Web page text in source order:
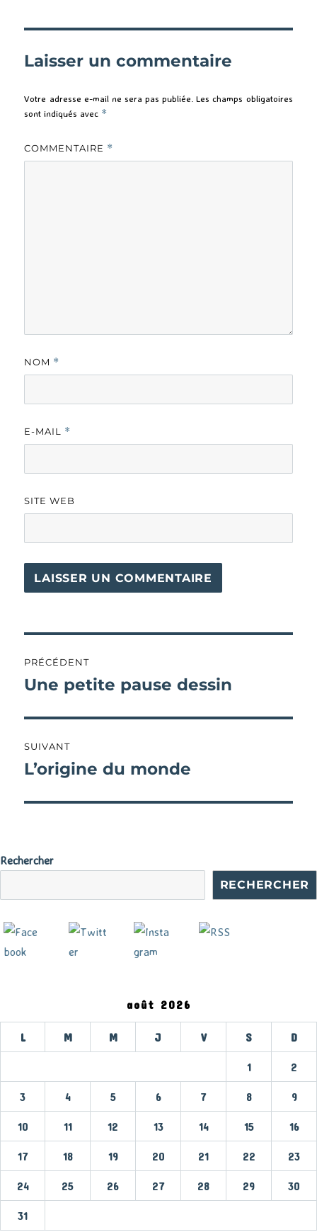
Laisser un commentaire
Votre adresse e-mail ne sera pas publiée. Les champs obligatoires
sont indiqués avec *
COMMENTAIRE *
NOM *
E-MAIL *
SITE WEB
de
PRÉCÉDENT
Publication
Une petite pause dessin
SUIVANT
Publication
L’origine du monde
Rechercher
RECHERCHER
août 2026
L M M J V S D
1 2
3 4 5 6 7 8 9
10 11 12 13 14 15 16
17 18 19 20 21 22 23
24 25 26 27 28 29 30
31